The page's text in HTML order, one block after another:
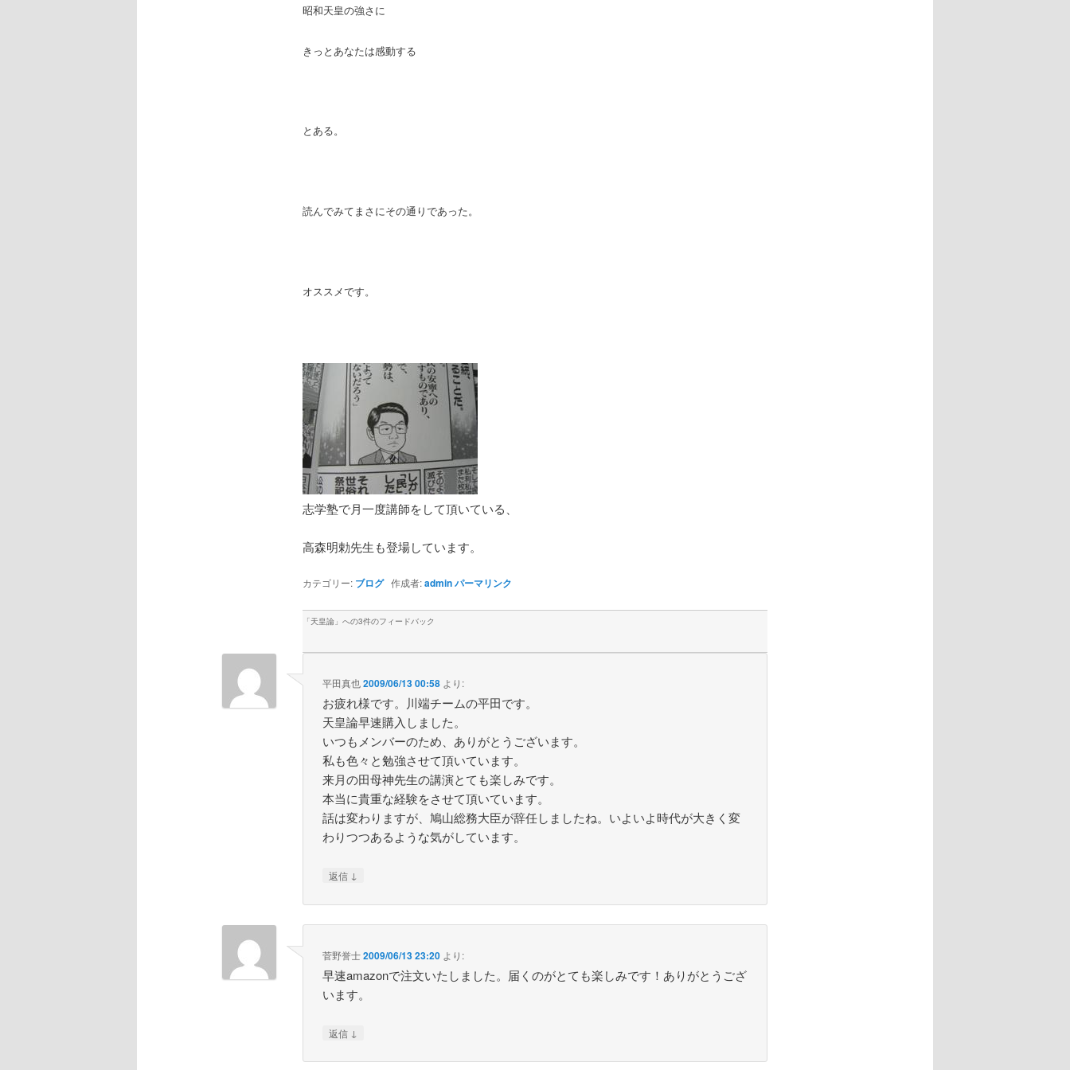
昭和天皇の強さに
きっとあなたは感動する
とある。
読んでみてまさにその通りであった。
オススメです。
志学塾で月一度講師をして頂いている、
高森明勅先生も登場しています。
カテゴリー: ブログ作成者:adminパーマリンク
「天皇論」への3件のフィードバック
平田真也2009/06/13 00:58 より:
お疲れ様です。川端チームの平田です。
天皇論早速購入しました。
いつもメンバーのため、ありがとうございます。
私も色々と勉強させて頂いています。
来月の田母神先生の講演とても楽しみです。
本当に貴重な経験をさせて頂いています。
話は変わりますが、鳩山総務大臣が辞任しましたね。いよいよ時代が大きく変
わりつつあるような気がしています。
返信 ↓
菅野誉士2009/06/13 23:20 より:
早速amazonで注文いたしました。届くのがとても楽しみです！ありがとうござ
います。
返信 ↓